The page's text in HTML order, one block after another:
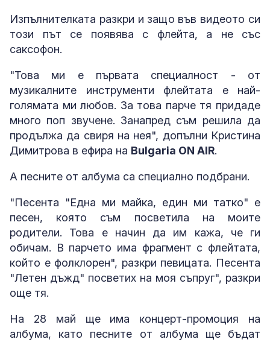
Изпълнителката разкри и защо във видеото си
този път се появява с флейта, а не със
саксофон.
"Това ми е първата специалност - от
музикалните инструменти флейтата е най-
голямата ми любов. За това парче тя придаде
много поп звучене. Занапред съм решила да
продължа да свиря на нея", допълни Кристина
Димитрова в ефира на Bulgaria ON AIR.
А песните от албума са специално подбрани.
"Песента "Една ми майка, един ми татко" е
песен, която съм посветила на моите
родители. Това е начин да им кажа, че ги
обичам. В парчето има фрагмент с флейтата,
който е фолклорен", разкри певицата. Песента
"Летен дъжд" посветих на моя съпруг", разкри
още тя.
На 28 май ще има концерт-промоция на
албума, като песните от албума ще бъдат